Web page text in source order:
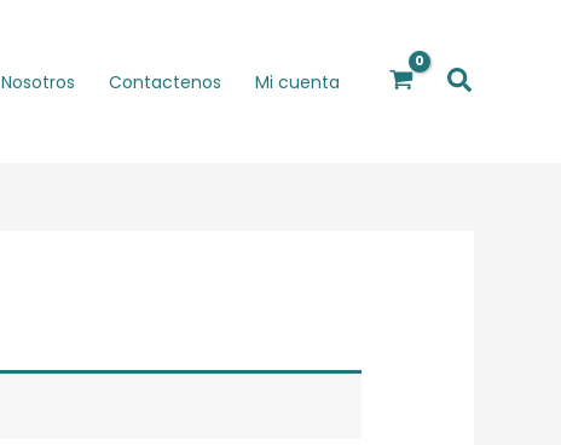
Nosotros Contactenos Mi cuenta Buscar